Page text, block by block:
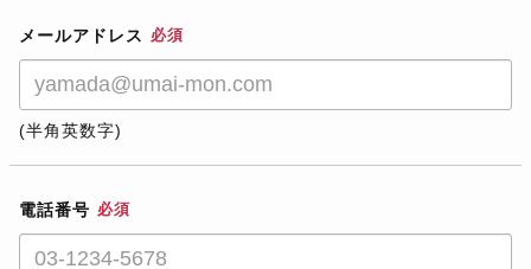
メールアドレス 必須
(半角英数字)
電話番号 必須